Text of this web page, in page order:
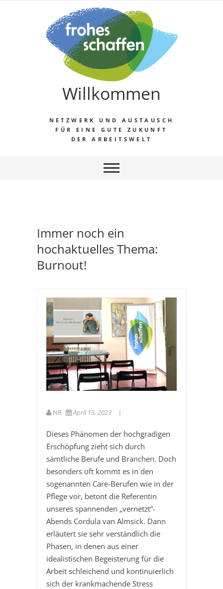
Willkommen
NETZWERK UND AUSTAUSCH
FÜR EINE GUTE ZUKUNFT
DER ARBEITSWELT
Immer noch ein
hochaktuelles Thema:
Burnout!
NR April 13, 2023
Dieses Phänomen der hochgradigen
Erschöpfung zieht sich durch
sämtliche Berufe und Branchen. Doch
besonders oft kommt es in den
sogenannten Care-Berufen wie in der
Pflege vor, betont die Referentin
unseres spannenden „vernetzt“-
Abends Cordula van Almsick. Dann
erläutert sie sehr verständlich die
Phasen, in denen aus einer
idealistischen Begeisterung für die
Arbeit schleichend und kontinuierlich
sich der krankmachende Stress